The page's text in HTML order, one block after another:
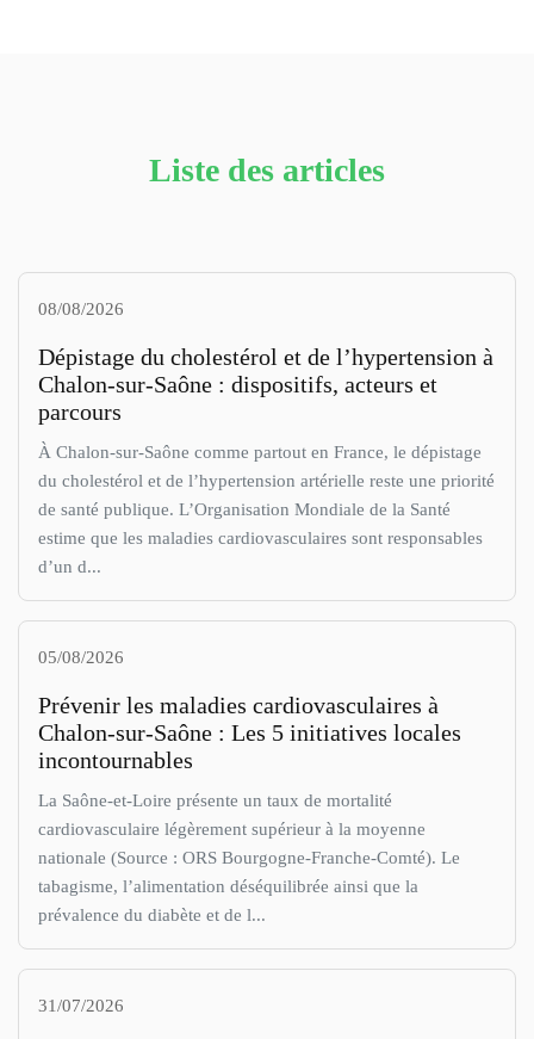
Liste des articles
08/08/2026
Dépistage du cholestérol et de l’hypertension à
Chalon-sur-Saône : dispositifs, acteurs et
parcours
À Chalon-sur-Saône comme partout en France, le dépistage
du cholestérol et de l’hypertension artérielle reste une priorité
de santé publique. L’Organisation Mondiale de la Santé
estime que les maladies cardiovasculaires sont responsables
d’un d...
05/08/2026
Prévenir les maladies cardiovasculaires à
Chalon-sur-Saône : Les 5 initiatives locales
incontournables
La Saône-et-Loire présente un taux de mortalité
cardiovasculaire légèrement supérieur à la moyenne
nationale (Source : ORS Bourgogne-Franche-Comté). Le
tabagisme, l’alimentation déséquilibrée ainsi que la
prévalence du diabète et de l...
31/07/2026